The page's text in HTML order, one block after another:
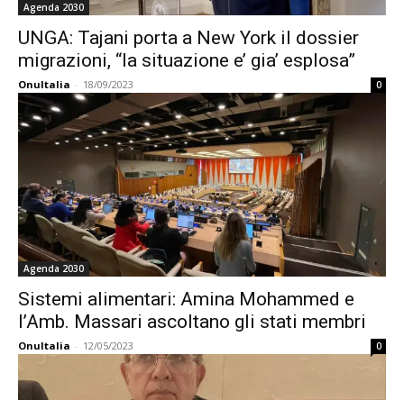
Agenda 2030
UNGA: Tajani porta a New York il dossier
migrazioni, “la situazione e’ gia’ esplosa”
OnuItalia - 18/09/2023 0
Agenda 2030
Sistemi alimentari: Amina Mohammed e
l’Amb. Massari ascoltano gli stati membri
OnuItalia - 12/05/2023 0